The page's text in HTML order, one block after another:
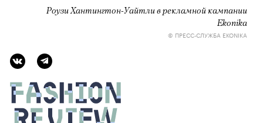
Роузи Хантингтон-Уайтли в рекламной кампании
Ekonika
© ПРЕСС-СЛУЖБА EKONIKA